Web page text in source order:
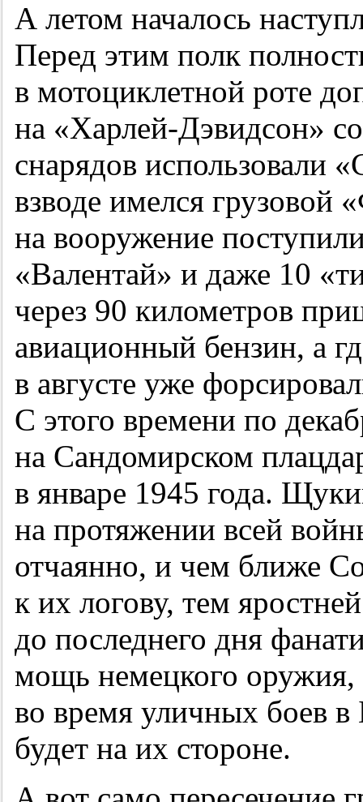
А летом началось
Перед этим полк
в мотоциклетной роте
на «Харлей-Дэвидсон»
снарядов использовали
взводе имелся грузовой
на вооружение
«Валентай» и даже 10
через 90 километров
авиационный бензин, а
в августе уже
С этого времени по
на Сандомирском
в январе 1945 года.
на протяжении всей
отчаянно, и чем ближе
к их логову, тем
до последнего дня
мощь немецкого оружия,
во время уличных боев в
будет на их стороне.